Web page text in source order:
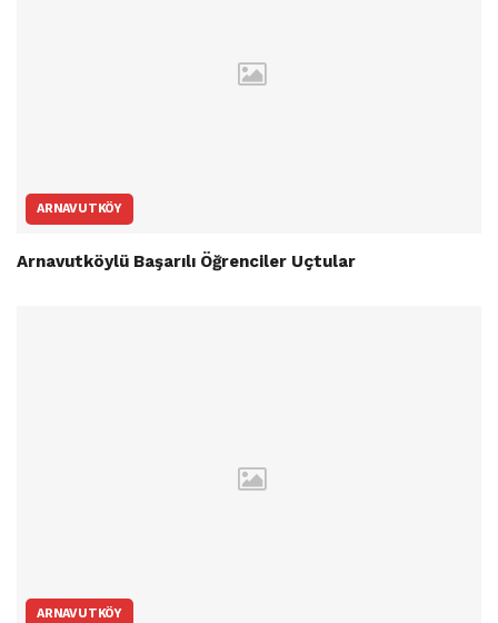
ARNAVUTKÖY
Arnavutköylü Başarılı Öğrenciler Uçtular
ARNAVUTKÖY